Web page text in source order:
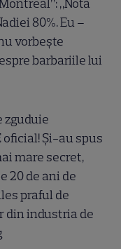
„Nota
80%. Eu –
vorbește
barbariile lui
zguduie
oficial! Și-au spus
mare secret,
20 de ani de
praful de
din industria de